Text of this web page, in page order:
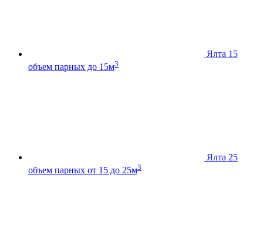
Ялта 15
объем парных до 15м3
Ялта 25
объем парных от 15 до 25м3